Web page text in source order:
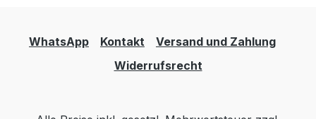
WhatsApp Kontakt
Versand und Zahlung
Widerrufsrecht